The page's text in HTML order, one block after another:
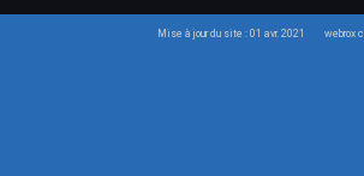
Mise à jour du site : 01 avr. 2021 webrox